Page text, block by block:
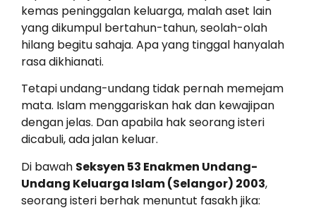
kemas peninggalan keluarga, malah aset lain
yang dikumpul bertahun-tahun, seolah-olah
hilang begitu sahaja. Apa yang tinggal hanyalah
rasa dikhianati.
Tetapi undang-undang tidak pernah memejam
mata. Islam menggariskan hak dan kewajipan
dengan jelas. Dan apabila hak seorang isteri
dicabuli, ada jalan keluar.
Di bawah Seksyen 53 Enakmen Undang-
Undang Keluarga Islam (Selangor) 2003,
seorang isteri berhak menuntut fasakh jika: